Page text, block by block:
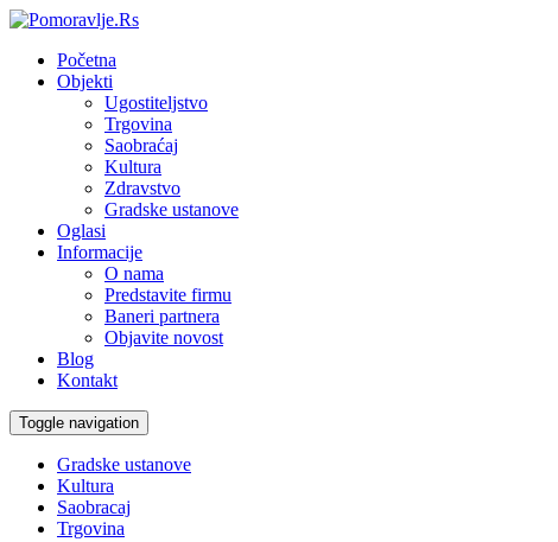
Početna
Objekti
Ugostiteljstvo
Trgovina
Saobraćaj
Kultura
Zdravstvo
Gradske ustanove
Oglasi
Informacije
O nama
Predstavite firmu
Baneri partnera
Objavite novost
Blog
Kontakt
Toggle navigation
Gradske ustanove
Kultura
Saobracaj
Trgovina